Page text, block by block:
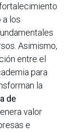
a los
Asimismo,
entre el
para
la
de
valor
e